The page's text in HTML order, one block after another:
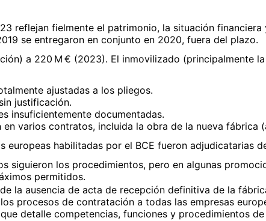
reflejan fielmente el patrimonio, la situación
se entregaron en conjunto en 2020, fuera del plazo.
a 220 M € (2023). El inmovilizado (principalmente
ajustadas a los pliegos.
justificación.
insuficientemente documentadas.
en varios contratos, incluida la obra de la nueva fábrica
europeas habilitadas por el BCE fueron adjudicatarias
siguieron los procedimientos, pero en algunas
permitidos.
la ausencia de acta de recepción definitiva de la
procesos de contratación a todas las empresas
detalle competencias, funciones y procedimientos